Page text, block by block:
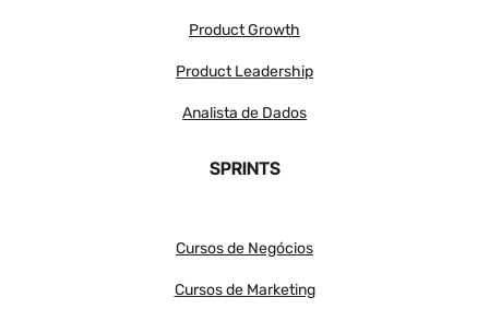
Product Growth
Product Leadership
Analista de Dados
SPRINTS
Cursos de Negócios
Cursos de Marketing